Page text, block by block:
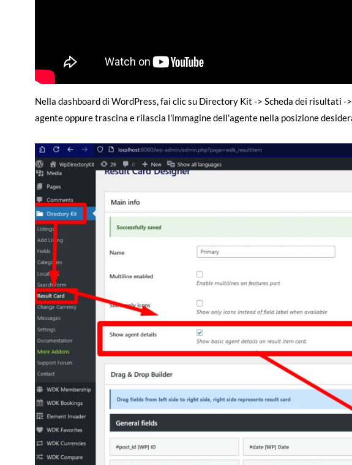
Nella dashboard di WordPress, fai clic su Directory Kit -> Scheda dei risultati
agente oppure trascina e rilascia l'immagine dell'agente nella posizione